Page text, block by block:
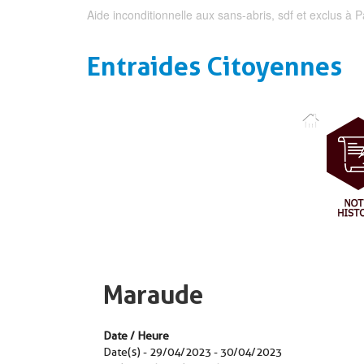
Aide inconditionnelle aux sans-abris, sdf et exclus à
Entraides Citoyennes
Maraude
Date / Heure
Date(s) - 29/04/2023 - 30/04/2023